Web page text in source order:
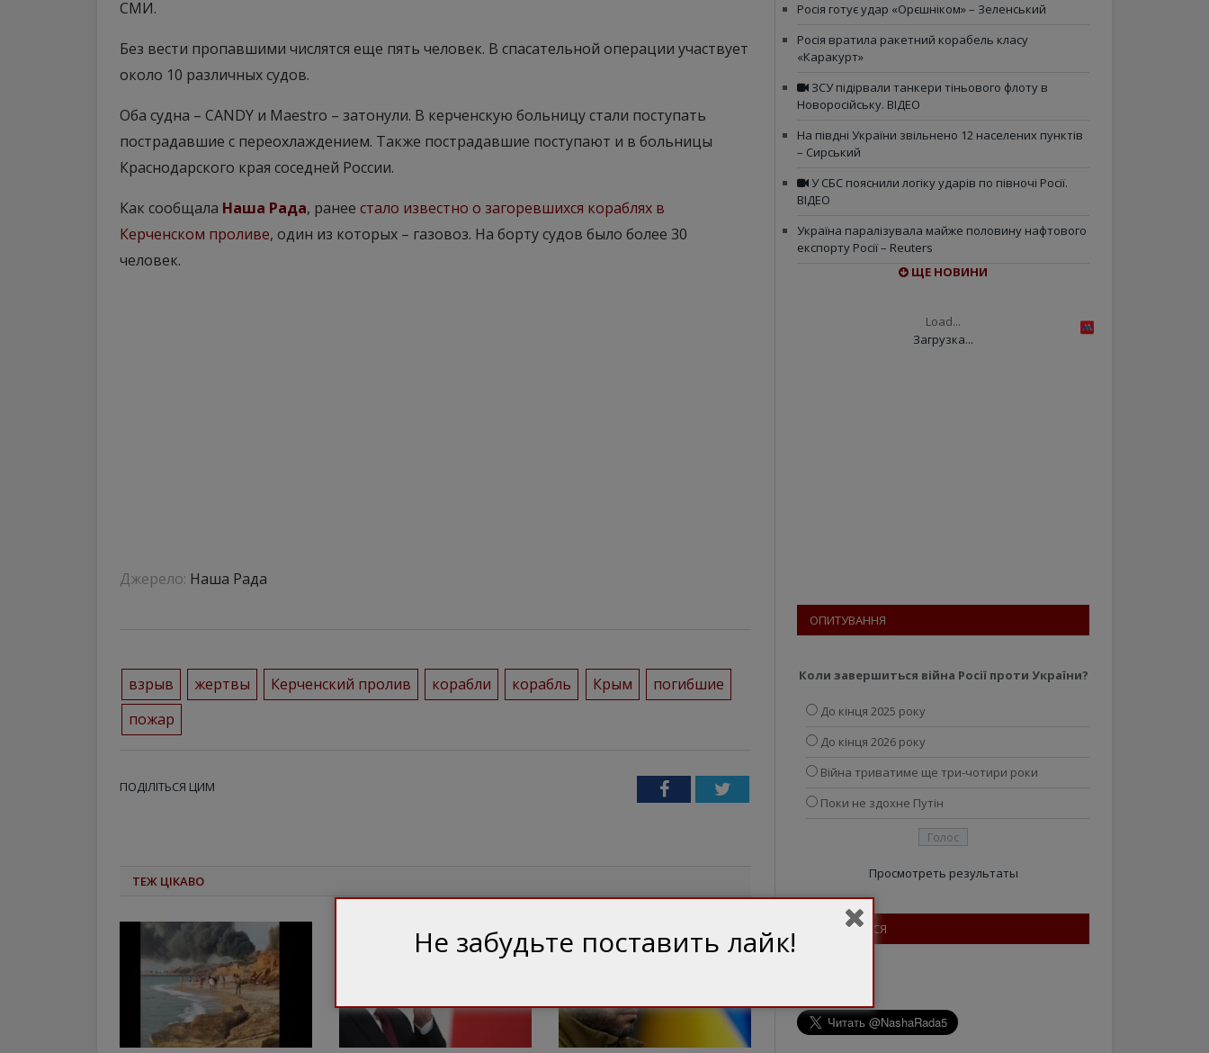
СМИ.
Без вести пропавшими числятся еще пять человек. В спасательной операции участвует
около 10 различных судов.
Оба судна – CANDY и Maestro – затонули. В керченскую больницу стали поступать
пострадавшие с переохлаждением. Также пострадавшие поступают и в больницы
Краснодарского края соседней России.
Как сообщала Наша Рада, ранее стало известно о загоревшихся кораблях в
Керченском проливе, один из которых – газовоз. На борту судов было более 30
человек.
Джерело: Наша Рада
взрыв жертвы Керченский пролив корабли корабль Крым
погибшие
пожар
ПОДІЛІТЬСЯ ЦИМ FacebookTwitter
ТЕЖ ЦІКАВО
Росія готує удар «Орєшніком» – Зеленський
Росія вратила ракетний корабель класу
«Каракурт»
ЗСУ підірвали танкери тіньового флоту в
Новоросійську. ВІДЕО
На півдні України звільнено 12 населених пунктів
– Сирський
У СБС пояснили логіку ударів по півночі Росії.
ВІДЕО
Україна паралізувала майже половину нафтового
експорту Росії – Reuters
ЩЕ НОВИНИ
Load...
Загрузка...
ОПИТУВАННЯ
Коли завершиться війна Росії проти України?
До кінця 2025 року
До кінця 2026 року
Війна триватиме ще три-чотири роки
Поки не здохне Путін
Просмотреть результаты
ПІДПИШІТЬСЯ
Не забудьте поставить лайк!